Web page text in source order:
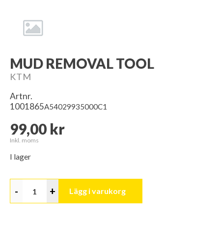
MUD REMOVAL TOOL
KTM
Artnr.
1001865A54029935000C1
99,00 kr
Inkl. moms
I lager
- + Lägg i varukorg